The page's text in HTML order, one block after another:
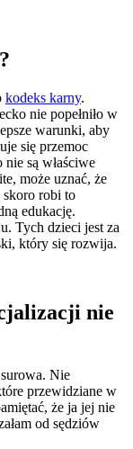
kodeks karny.
nie popełniło w
warunki, aby
się przemoc
są właściwe
może uznać, że
skoro robi to
edukację.
Tych dzieci jest za
który się rozwija.
nie
Nie
przewidziane w
że ja jej nie
od sędziów